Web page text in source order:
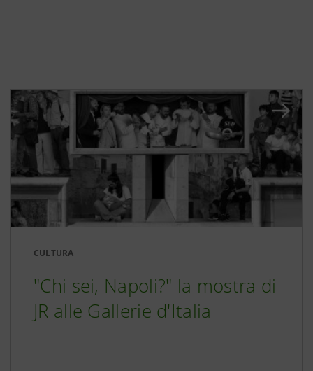
CULTURA
"Chi sei, Napoli?" la mostra di
JR alle Gallerie d'Italia